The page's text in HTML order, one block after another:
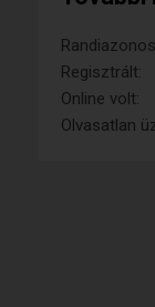
Regisztrált:
Online volt:
Olvasatlan